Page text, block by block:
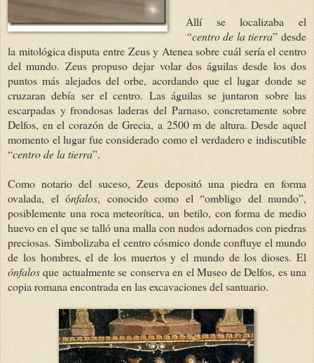
Allí se localizaba el
“centro de la tierra” desde
la mitológica disputa entre Zeus y Atenea sobre cuál sería el centro
del mundo. Zeus propuso dejar volar dos águilas desde los dos
puntos más alejados del orbe, acordando que el lugar donde se
cruzaran debía ser el centro. Las águilas se juntaron sobre las
escarpadas y frondosas laderas del Parnaso, concretamente sobre
Delfos, en el corazón de Grecia, a 2500 m de altura. Desde aquel
momento el lugar fue considerado como el verdadero e indiscutible
“centro de la tierra”.
Como notario del suceso, Zeus depositó una piedra en forma
ovalada, el ónfalos, conocido como el “ombligo del mundo”,
posiblemente una roca meteorítica, un betilo, con forma de medio
huevo en el que se talló una malla con nudos adornados con piedras
preciosas. Simbolizaba el centro cósmico donde confluye el mundo
de los hombres, el de los muertos y el mundo de los dioses. El
ónfalosque actualmente se conserva en el Museo de Delfos, es una
copia romana encontrada en las excavaciones del santuario.